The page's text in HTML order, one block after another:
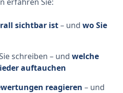
sichtbar ist– und wo Sie
schreiben – und welche
auftauchen
reagieren – und